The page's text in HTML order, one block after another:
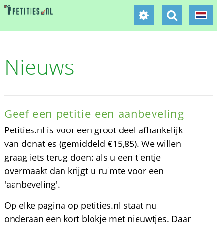
Nieuws
Geef een petitie een aanbeveling
Petities.nl is voor een groot deel afhankelijk
van donaties (gemiddeld €15,85). We willen
graag iets terug doen: als u een tientje
overmaakt dan krijgt u ruimte voor een
'aanbeveling'.
Op elke pagina op petities.nl staat nu
onderaan een kort blokje met nieuwtjes. Daar